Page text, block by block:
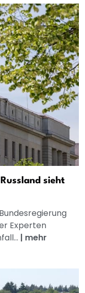
sieht
Experten
| mehr